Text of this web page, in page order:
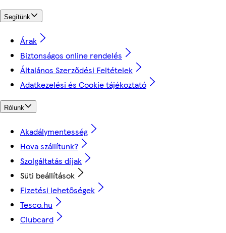
Segítünk
Árak
Biztonságos online rendelés
Általános Szerződési Feltételek
Adatkezelési és Cookie tájékoztató
Rólunk
Akadálymentesség
Hova szállítunk?
Szolgáltatás díjak
Süti beállítások
Fizetési lehetőségek
Tesco.hu
Clubcard